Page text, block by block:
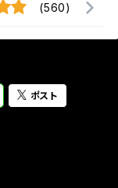
(560)
ポスト